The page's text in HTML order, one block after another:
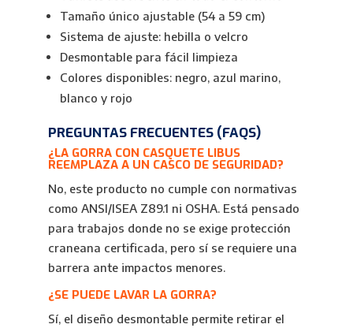
Tamaño único ajustable (54 a 59 cm)
Sistema de ajuste: hebilla o velcro
Desmontable para fácil limpieza
Colores disponibles: negro, azul marino,
blanco y rojo
PREGUNTAS FRECUENTES (FAQS)
¿LA GORRA CON CASQUETE LIBUS
REEMPLAZA A UN CASCO DE SEGURIDAD?
No, este producto no cumple con normativas
como ANSI/ISEA Z89.1 ni OSHA. Está pensado
para trabajos donde no se exige protección
craneana certificada, pero sí se requiere una
barrera ante impactos menores.
¿SE PUEDE LAVAR LA GORRA?
Sí, el diseño desmontable permite retirar el